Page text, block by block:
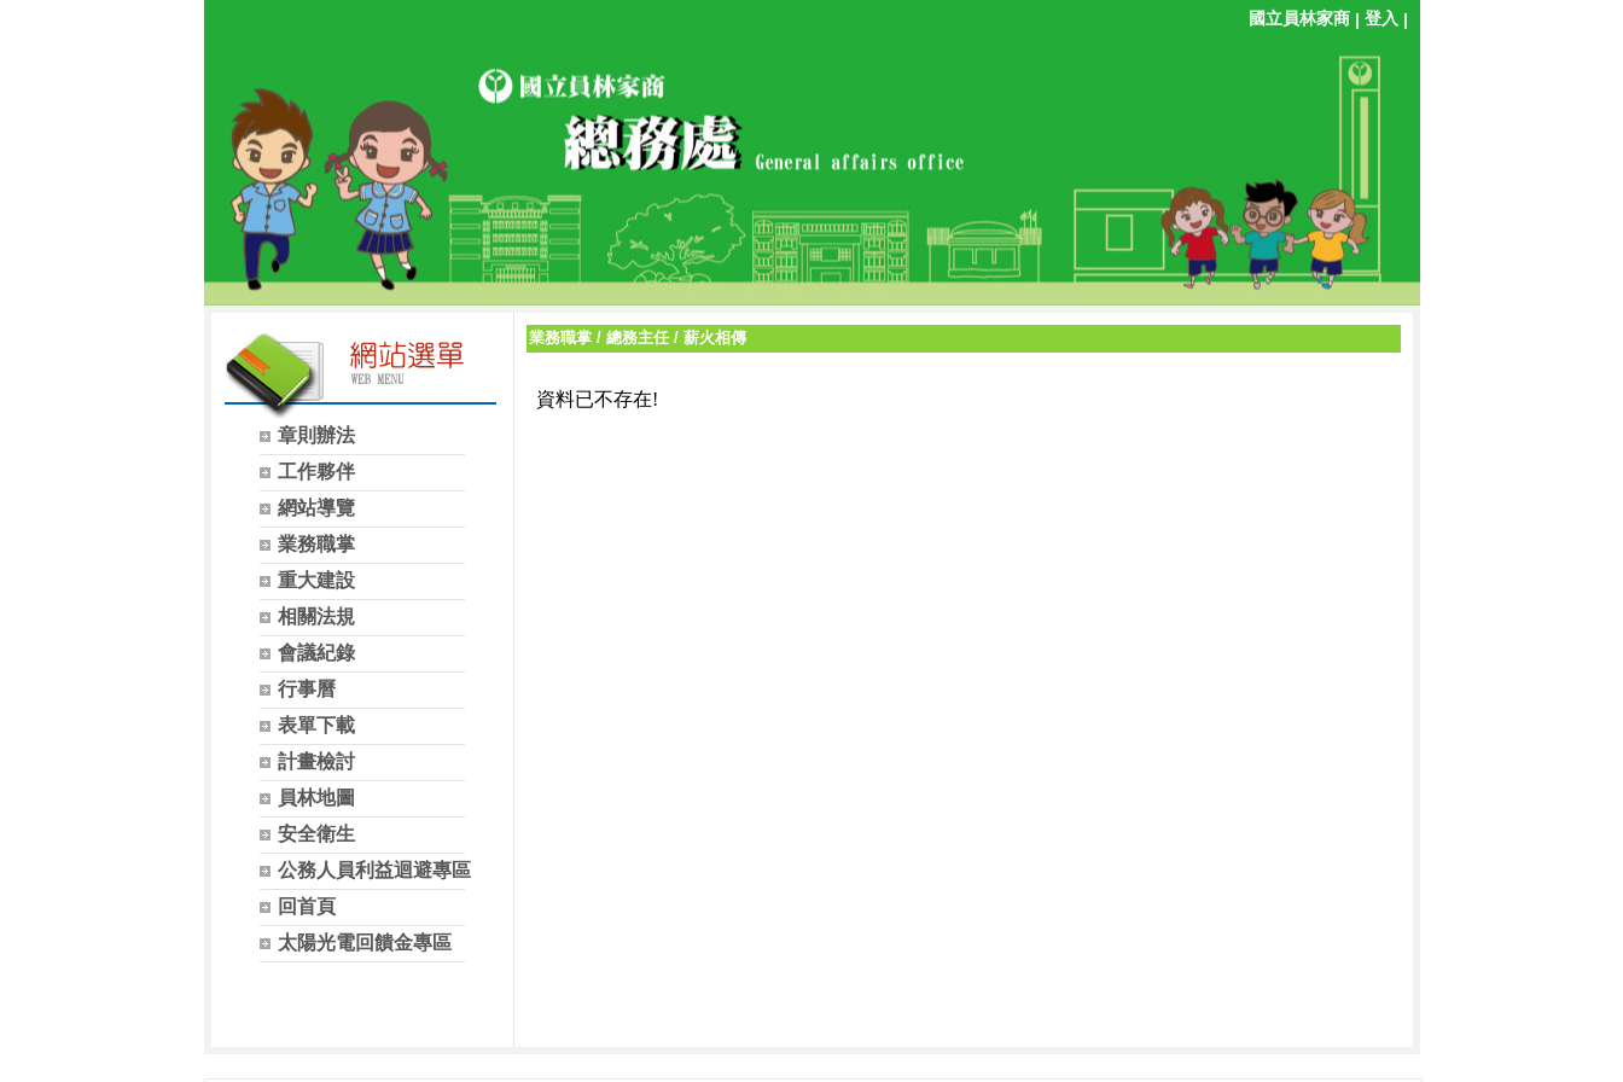
國立員林家商| 登入 |
章則辦法
工作夥伴
網站導覽
業務職掌
重大建設
相關法規
會議紀錄
行事曆
表單下載
計畫檢討
員林地圖
安全衛生
公務人員利益迴避專區
回首頁
太陽光電回饋金專區
業務職掌/ 總務主任/ 薪火相傳